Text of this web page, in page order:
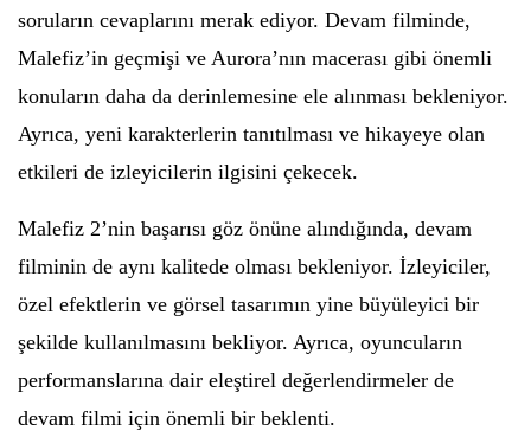
soruların cevaplarını merak ediyor. Devam filminde,
Malefiz’in geçmişi ve Aurora’nın macerası gibi önemli
konuların daha da derinlemesine ele alınması bekleniyor.
Ayrıca, yeni karakterlerin tanıtılması ve hikayeye olan
etkileri de izleyicilerin ilgisini çekecek.
Malefiz 2’nin başarısı göz önüne alındığında, devam
filminin de aynı kalitede olması bekleniyor. İzleyiciler,
özel efektlerin ve görsel tasarımın yine büyüleyici bir
şekilde kullanılmasını bekliyor. Ayrıca, oyuncuların
performanslarına dair eleştirel değerlendirmeler de
devam filmi için önemli bir beklenti.